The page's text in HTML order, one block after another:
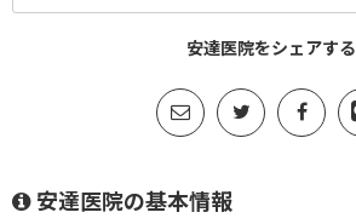
安達医院をシェアする
安達医院の基本情報